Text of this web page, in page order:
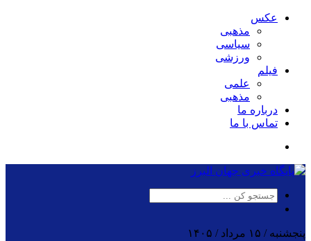
عکس
مذهبی
سیاسی
ورزشی
فیلم
علمی
مذهبی
درباره ما
تماس با ما
پنجشنبه / ۱۵ مرداد / ۱۴۰۵